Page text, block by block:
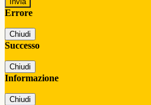
Errore
Chiudi
Successo
Chiudi
Informazione
Chiudi